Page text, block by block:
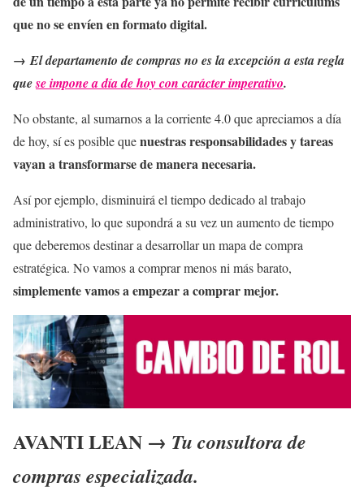
que no se envíen en formato digital.
→El departamento de compras no es la excepción a esta regla
quese impone a día de hoy con carácter imperativo.
No obstante, al sumarnos a la corriente 4.0 que apreciamos a día
de hoy, sí es posible quenuestras responsabilidades y tareas
vayan a transformarse de manera necesaria.
Así por ejemplo, disminuirá el tiempo dedicado al trabajo
administrativo, lo que supondrá a su vez un aumento de tiempo
que deberemos destinar a desarrollar un mapa de compra
estratégica. No vamos a comprar menos ni más barato,
simplemente vamos a empezar a comprar mejor.
AVANTI LEAN → Tu consultora de
compras especializada.